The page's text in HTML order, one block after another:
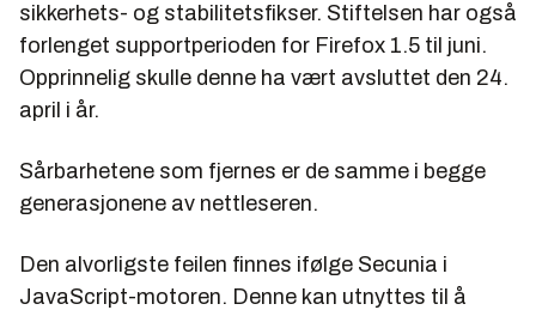
sikkerhets- og stabilitetsfikser. Stiftelsen har også
forlenget supportperioden for Firefox 1.5 til juni.
Opprinnelig skulle denne ha vært avsluttet den 24.
april i år.
Sårbarhetene som fjernes er de samme i begge
generasjonene av nettleseren.
Den alvorligste feilen finnes ifølge Secunia i
JavaScript-motoren. Denne kan utnyttes til å